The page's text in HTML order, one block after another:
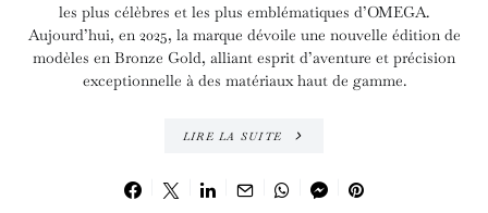
les plus célèbres et les plus emblématiques d’OMEGA.
Aujourd’hui, en 2025, la marque dévoile une nouvelle édition de
modèles en Bronze Gold, alliant esprit d’aventure et précision
exceptionnelle à des matériaux haut de gamme.
LIRE LA SUITE